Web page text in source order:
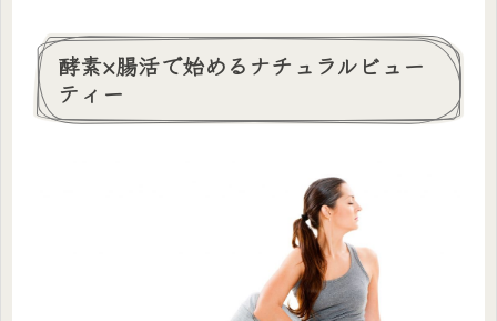
酵素×腸活で始めるナチュラルビュー
ティー